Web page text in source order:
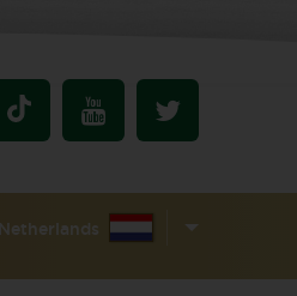
Netherlands